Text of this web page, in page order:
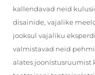
kallendavad neid
disainide, vajalike
jooksul vajaliku
valmistavad neid
alates joonistusruumist